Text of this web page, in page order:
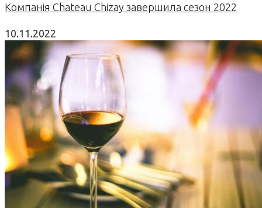
Компанія Chateau Chizay завершила сезон 2022
10.11.2022